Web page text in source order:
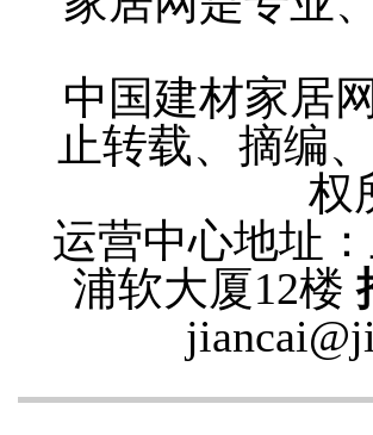
中国建材家居
止转载、摘编
权
运营中心地址
浦软大厦12楼